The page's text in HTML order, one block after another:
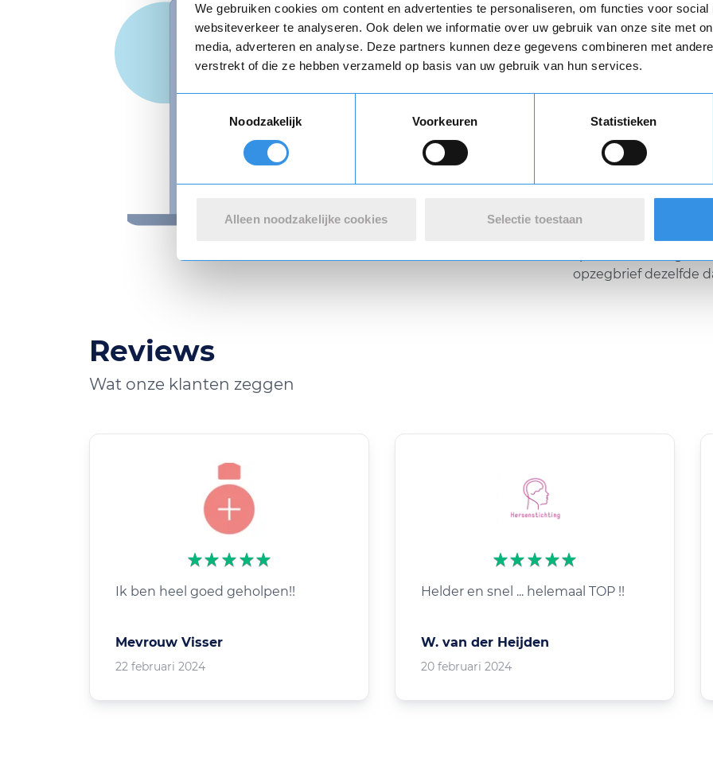
We gebruiken cookies om content en advertenties te personaliseren, om functies voor social
websiteverkeer te analyseren. Ook delen we informatie over uw gebruik van onze site met
media, adverteren en analyse. Deze partners kunnen deze gegevens combineren met
verstrekt of die ze hebben verzameld op basis van uw gebruik van hun services.
Noodzakelijk
Voorkeuren Statistieken
Alleen noodzakelijke cookies Selectie toestaan
123opzeggen.nl is
van abonnementen,
Ervaar jij ook wel
abonnement of
juiste
een opzegging kunt
123opzeggen.nl
organisaties.
opzeggen en er
gegenereerd. Maak
spoed of de
opzegbrief dezelfde
Reviews
Wat onze klanten zeggen
Ik ben heel goed geholpen!!
Mevrouw Visser
22 februari 2024
Helder en snel ... helemaal TOP !!
W. van der Heijden
20 februari 2024